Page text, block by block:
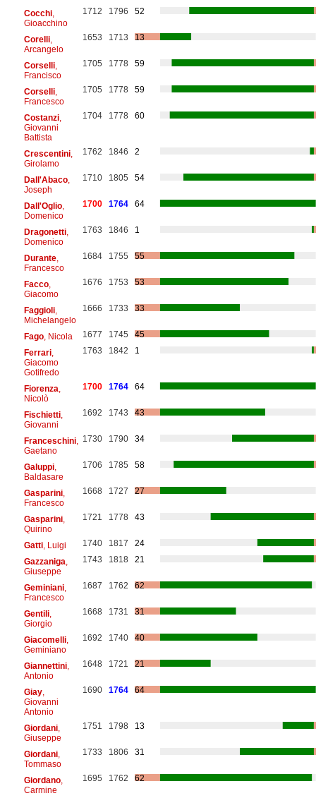
Cocchi,
Gioacchino
1712 1796 52
Corelli,
Arcangelo
1653 1713 13
Corselli,
Francisco
1705 1778 59
Corselli,
Francesco
1705 1778 59
Costanzi,
Giovanni
Battista
1704 1778 60
Crescentini,
Girolamo
1762 1846 2
Dall'Abaco,
Joseph
1710 1805 54
Dall'Oglio,
Domenico
1700 1764 64
Dragonetti,
Domenico
1763 1846 1
Durante,
Francesco
1684 1755 55
Facco,
Giacomo
1676 1753 53
Faggioli,
Michelangelo
1666 1733 33
Fago, Nicola 1677 1745
45
Ferrari,
Giacomo
Gotifredo
1763 1842 1
Fiorenza
Nicolò
1700 1764 64
Fischietti,
Giovanni
1692 1743 43
Franceschini,
Gaetano
1730 1790 34
Galuppi,
Baldasare
1706 1785 58
Gasparini,
Francesco
1668 1727 27
Gasparini,
Quirino
1721 1778 43
Gatti, Luigi 1740 1817
24
Gazzaniga
Giuseppe
1743 1818 21
Geminiani,
Francesco
1687 1762 62
Gentili,
Giorgio
1668 1731 31
Giacomelli,
Geminiano
1692 1740 40
Giannettini,
Antonio
1648 1721 21
Giay,
Giovanni
Antonio
1690 1764 64
Giordani,
Giuseppe
1751 1798 13
Giordani,
Tommaso
1733 1806 31
Giordano,
Carmine
1695 1762 62